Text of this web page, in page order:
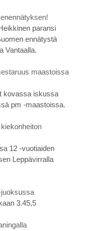
paransi
ennätystä
Vantaalla.
maastoissa
kovassa iskussa
pm -maastoissa.
12 -vuotiaiden
Leppävirralla
3.45,5